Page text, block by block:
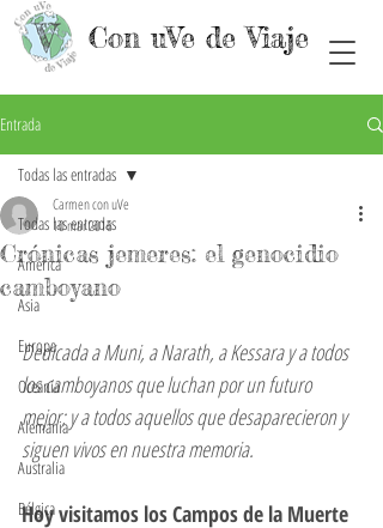
Con uVe de Viaje
Entrada
Todas las entradas
América
Asia
Europa
Oceanía
Alemania
Australia
Bélgica
Todas las entradas
Crónicas jemeres: el genocidio
camboyano
Carmen con uVe
10 mar 2016
Dedicada a Muni, a Narath, a Kessara y a todos
los camboyanos que luchan por un futuro
mejor; y a todos aquellos que desaparecieron y
siguen vivos en nuestra memoria.
Hoy visitamos los Campos de la Muerte